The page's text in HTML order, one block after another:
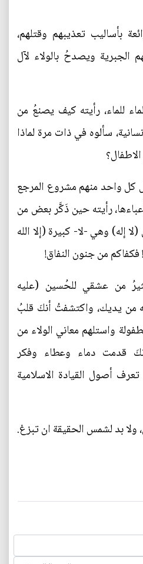
بأساليب تعذيبهم وقتلهم،
الجبرية ويصدحُ بالولاء لآل
للماء، رأيته كيف يصنعُ من
سألوه في ذات مرة لماذا
كل واحد منهم مشروع المرجع
رأيته حين ذَكَّر بعض من
إله) وهي -لا- كبيرة (إلا الله
من جنون النفاق!
من عشقي للحُسين (عليه
من يديك، واكتشفتُ أنكَ قلبُ
واستلهم معاني الولاء من
قدمت دماء وعطاء وفكر
أصول القيادة الاسلامية
ولا بد لشمس الحقيقة ان تبزغ.